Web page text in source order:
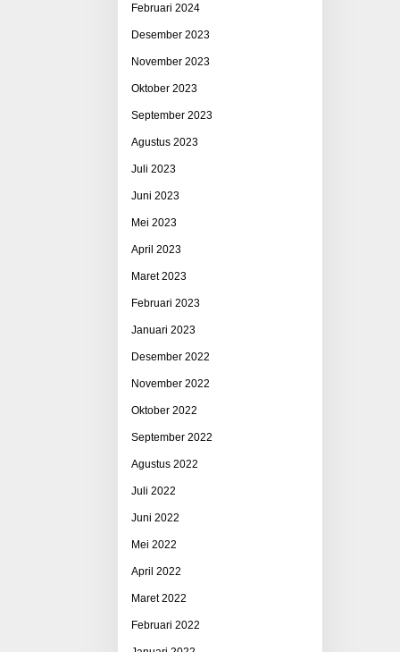
Februari 2024
Desember 2023
November 2023
Oktober 2023
September 2023
Agustus 2023
Juli 2023
Juni 2023
Mei 2023
April 2023
Maret 2023
Februari 2023
Januari 2023
Desember 2022
November 2022
Oktober 2022
September 2022
Agustus 2022
Juli 2022
Juni 2022
Mei 2022
April 2022
Maret 2022
Februari 2022